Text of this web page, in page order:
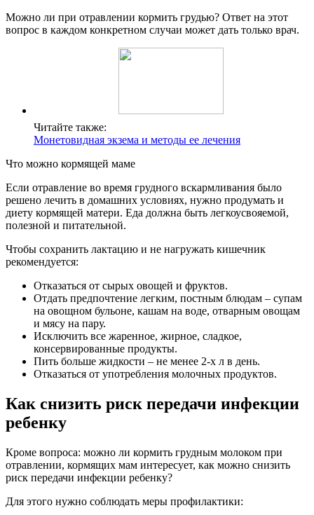
Можно ли при отравлении кормить грудью? Ответ на этот
вопрос в каждом конкретном случаи может дать только врач.
Читайте также:
Монетовидная экзема и методы ее лечения
Что можно кормящей маме
Если отравление во время грудного вскармливания было
решено лечить в домашних условиях, нужно продумать и
диету кормящей матери. Еда должна быть легкоусвояемой,
полезной и питательной.
Чтобы сохранить лактацию и не нагружать кишечник
рекомендуется:
Отказаться от сырых овощей и фруктов.
Отдать предпочтение легким, постным блюдам – супам
на овощном бульоне, кашам на воде, отварным овощам
и мясу на пару.
Исключить все жаренное, жирное, сладкое,
консервированные продукты.
Пить больше жидкости – не менее 2-х л в день.
Отказаться от употребления молочных продуктов.
Как снизить риск передачи инфекции
ребенку
Кроме вопроса: можно ли кормить грудным молоком при
отравлении, кормящих мам интересует, как можно снизить
риск передачи инфекции ребенку?
Для этого нужно соблюдать меры профилактики: